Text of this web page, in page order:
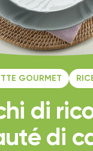
GOURMET
di
di